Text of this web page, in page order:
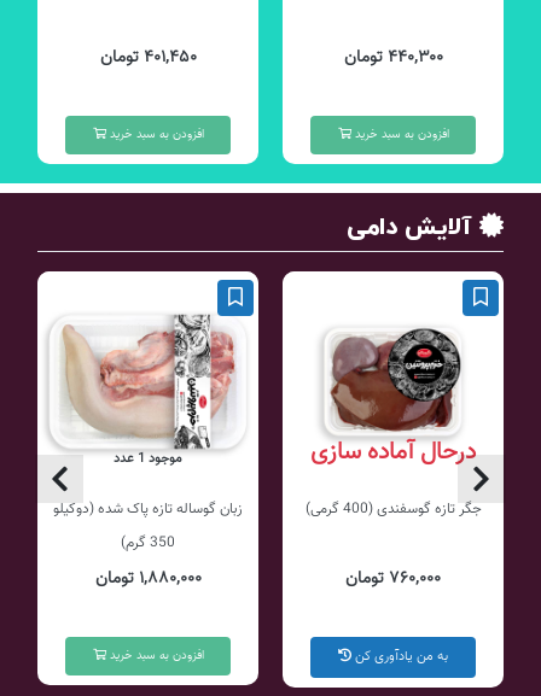
۴۴۰,۳۰۰ تومان
افزودن به سبد خرید
۴۰۱,۴۵۰ تومان
افزودن به سبد خرید
آلایش دامی
درحال آماده سازی
جگر تازه گوسفندی (400 گرمی)
۷۶۰,۰۰۰ تومان
به من یادآوری کن
موجود 1 عدد
زبان گوساله تازه پاک شده (دوکیلو
350 گرم)
۱,۸۸۰,۰۰۰ تومان
افزودن به سبد خرید